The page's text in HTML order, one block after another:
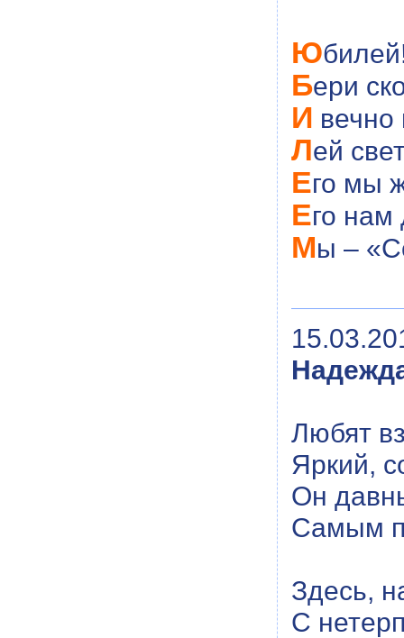
Ю
Бери
И вечно
Лей
Его мы
Его
Мы –
Любят
Яркий,
Он
Самым
Здесь,
С